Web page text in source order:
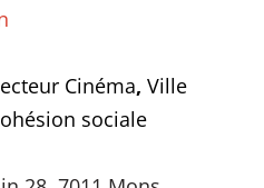
Cinéma, Ville
sociale